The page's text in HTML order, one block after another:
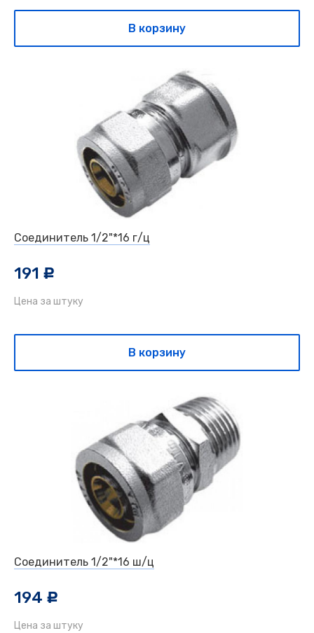
В корзину
Соединитель 1/2"*16 г/ц
191 c
Цена за штуку
В корзину
Соединитель 1/2"*16 ш/ц
194 c
Цена за штуку